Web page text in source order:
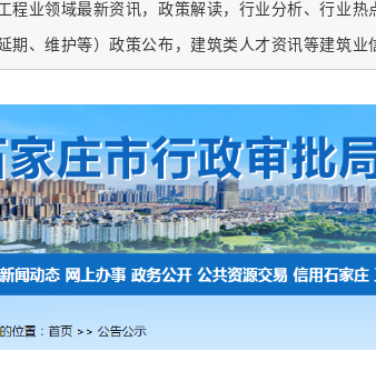
程业领域最新资讯，政策解读，行业分析、行业
期、维护等）政策公布，建筑类人才资讯等建筑业